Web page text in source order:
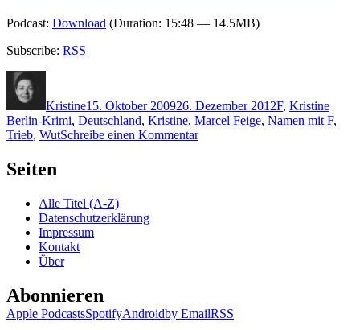
Podcast: Download (Duration: 15:48 — 14.5MB)
Subscribe: RSS
Kristine15. Oktober 200926. Dezember 2012F, Kristine
Berlin-Krimi, Deutschland, Kristine, Marcel Feige, Namen mit F,
Trieb, WutSchreibe einen Kommentarzu
Seiten
Alle Titel (A-Z)
Datenschutzerklärung
Impressum
Kontakt
Über
Abonnieren
Apple PodcastsSpotifyAndroidby EmailRSS